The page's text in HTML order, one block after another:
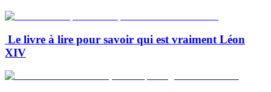
Le livre à lire pour savoir qui est vraiment Léon
XIV